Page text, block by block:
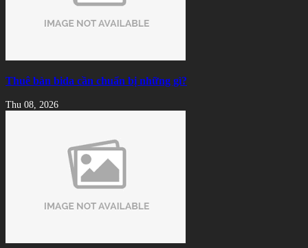
Thuê bàn bida cần chuẩn bị những gì?
Thu 08, 2026